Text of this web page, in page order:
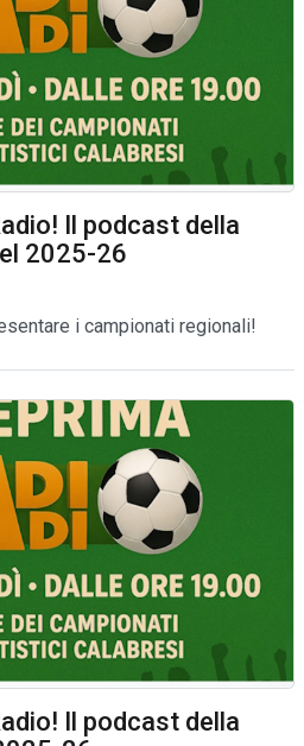
Il podcast della
2025-26
i campionati regionali!
Il podcast della